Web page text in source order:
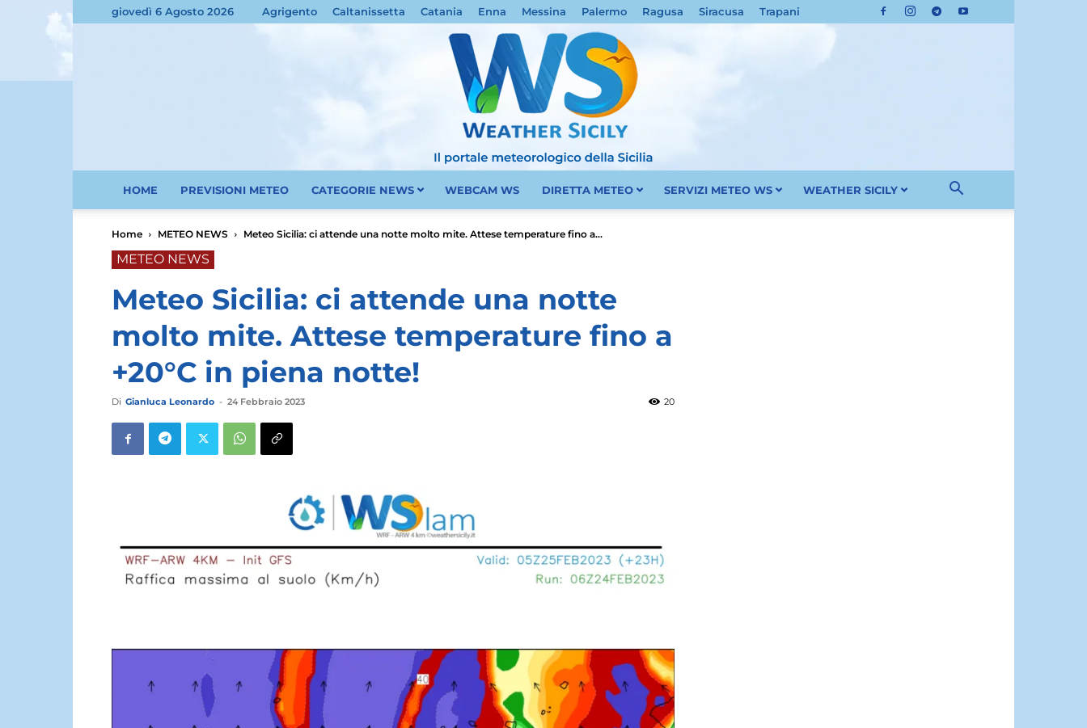
giovedì 6 Agosto 2026 Agrigento Caltanissetta Catania Enna Messina Palermo Ragusa Siracusa Trapani
HOME PREVISIONI METEO CATEGORIE NEWS WEBCAM WS DIRETTA METEO SERVIZI METEO WS WEATHER SICILY
Home METEO NEWS Meteo Sicilia: ci attende una notte molto mite. Attese temperature fino a...
METEO NEWS
Meteo Sicilia: ci attende una notte
molto mite. Attese temperature fino a
+20°C in piena notte!
Di Gianluca Leonardo - 24 Febbraio 2023 20